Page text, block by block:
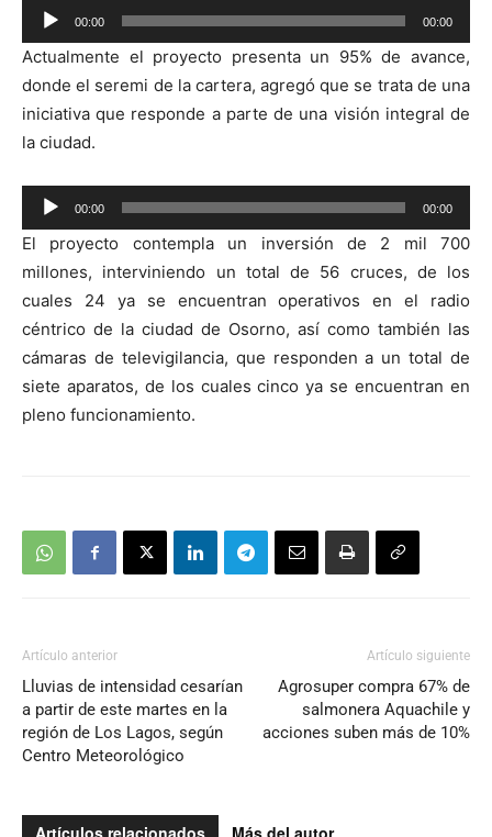
Reproductor
de
audio
00:00 00:00
Actualmente el proyecto presenta un 95% de avance,
donde el seremi de la cartera, agregó que se trata de una
iniciativa que responde a parte de una visión integral de
la ciudad.
Reproductor
de
audio
00:00 00:00
El proyecto contempla un inversión de 2 mil 700
millones, interviniendo un total de 56 cruces, de los
cuales 24 ya se encuentran operativos en el radio
céntrico de la ciudad de Osorno, así como también las
cámaras de televigilancia, que responden a un total de
siete aparatos, de los cuales cinco ya se encuentran en
pleno funcionamiento.
Artículo anterior
Lluvias de intensidad cesarían
a partir de este martes en la
región de Los Lagos, según
Centro Meteorológico
Artículo siguiente
Agrosuper compra 67% de
salmonera Aquachile y
acciones suben más de 10%